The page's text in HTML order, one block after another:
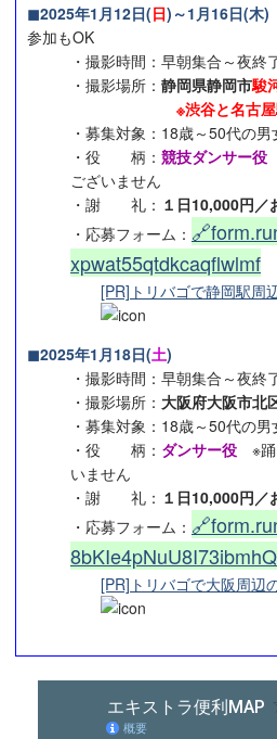
◼︎2025年1月12日(日)～1月16日(木)
参加もOK
・撮影時間：早朝集合～夜終
・撮影場所： 静岡県静岡市駿
※渋谷と名古
・募集対象：18歳～50代の男
・役 柄： 競技ダンサー役
ございません
・謝 礼： １日10,000円／
・応募フォーム：
xpwat55qtdkcaqflwlmf
[PR]トリバゴで静岡駅周
◼︎2025年1月18日(土)
・撮影時間：早朝集合～夜終
・撮影場所： 大阪府大阪市北
・募集対象：18歳～50代の男
・役 柄： ダンサー役 ※踊
いません
・謝 礼： １日10,000円／
・応募フォーム：
[PR]トリバゴで大阪周辺